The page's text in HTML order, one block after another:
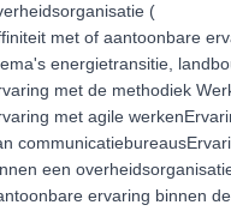
(
met of aantoonbare
energietransitie,
met de methodiek
met agile
een
ervaring binnen